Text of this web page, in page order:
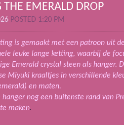
THE EMERALD DROP
POSTED 1:20 PM
is gemaakt met een patroon uit
leuke lange ketting, waarbij de
Emerald crystal steen als hanger.
Miyuki kraaltjes in verschillende
en maten.
hanger nog een buitenste rand van
maken.